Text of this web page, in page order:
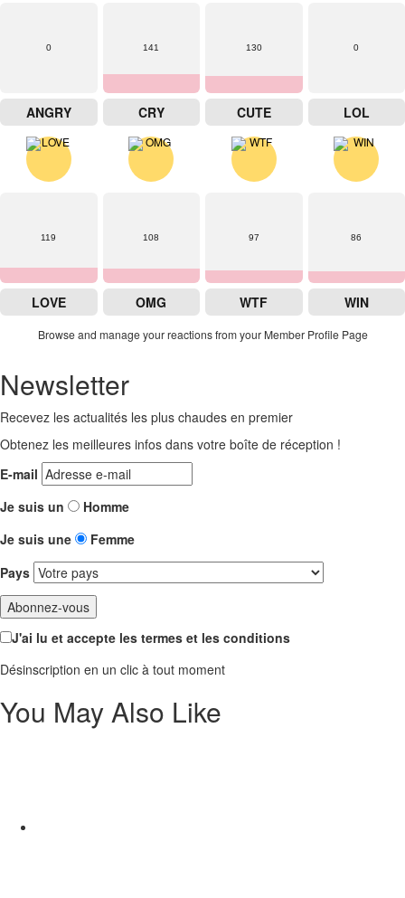
0
ANGRY
141
CRY
130
CUTE
0
LOL
119
LOVE
108
OMG
97
WTF
86
WIN
Browse and manage your reactions from your Member Profile Page
Newsletter
Recevez les actualités les plus chaudes en premier
Obtenez les meilleures infos dans votre boîte de réception !
E-mail
Je suis un
Homme
Je suis une
Femme
Pays
J'ai lu et accepte les termes et les conditions
Désinscription en un clic à tout moment
You May Also Like